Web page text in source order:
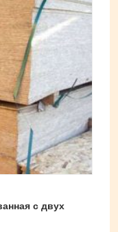
с двух